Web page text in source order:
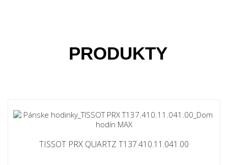
PRODUKTY
TISSOT PRX QUARTZ T137.410.11.041.00